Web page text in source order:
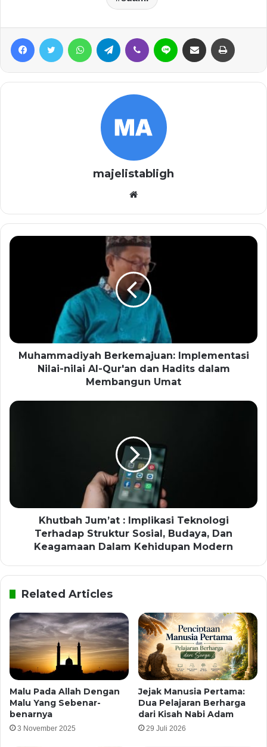
Facebook Twitter WhatsApp Telegram Viber Line Share via Email
majelistabligh
Muhammadiyah Berkemajuan: Implementasi
Nilai-nilai Al-Qur'an dan Hadits dalam
Membangun Umat
Khutbah Jum’at : Implikasi Teknologi
Terhadap Struktur Sosial, Budaya, Dan
Keagamaan Dalam Kehidupan Modern
Related Articles
Malu Pada Allah Dengan
Malu Yang Sebenar-
benarnya
3 November 2025
Jejak Manusia Pertama:
Dua Pelajaran Berharga
dari Kisah Nabi Adam
29 Juli 2026